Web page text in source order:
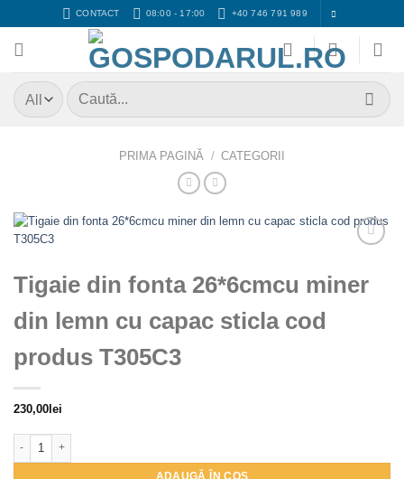
to
content
CONTACT 08:00 - 17:00 +40 746 791 989
Caută
după:
PRIMA PAGINĂ / CATEGORII
Tigaie din fonta 26*6cmcu miner
din lemn cu capac sticla cod
produs T305C3
230,00 lei
Cantitate Tigaie din fonta 26*6cmcu miner din lemn cu capac sticla cod
ADAUGĂ ÎN COȘ